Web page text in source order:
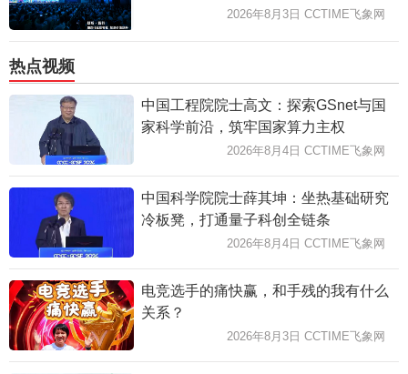
2026年8月3日 CCTIME飞象网
热点视频
中国工程院院士高文：探索GSnet与国
家科学前沿，筑牢国家算力主权
2026年8月4日 CCTIME飞象网
中国科学院院士薛其坤：坐热基础研究
冷板凳，打通量子科创全链条
2026年8月4日 CCTIME飞象网
电竞选手的痛快赢，和手残的我有什么
关系？
2026年8月3日 CCTIME飞象网